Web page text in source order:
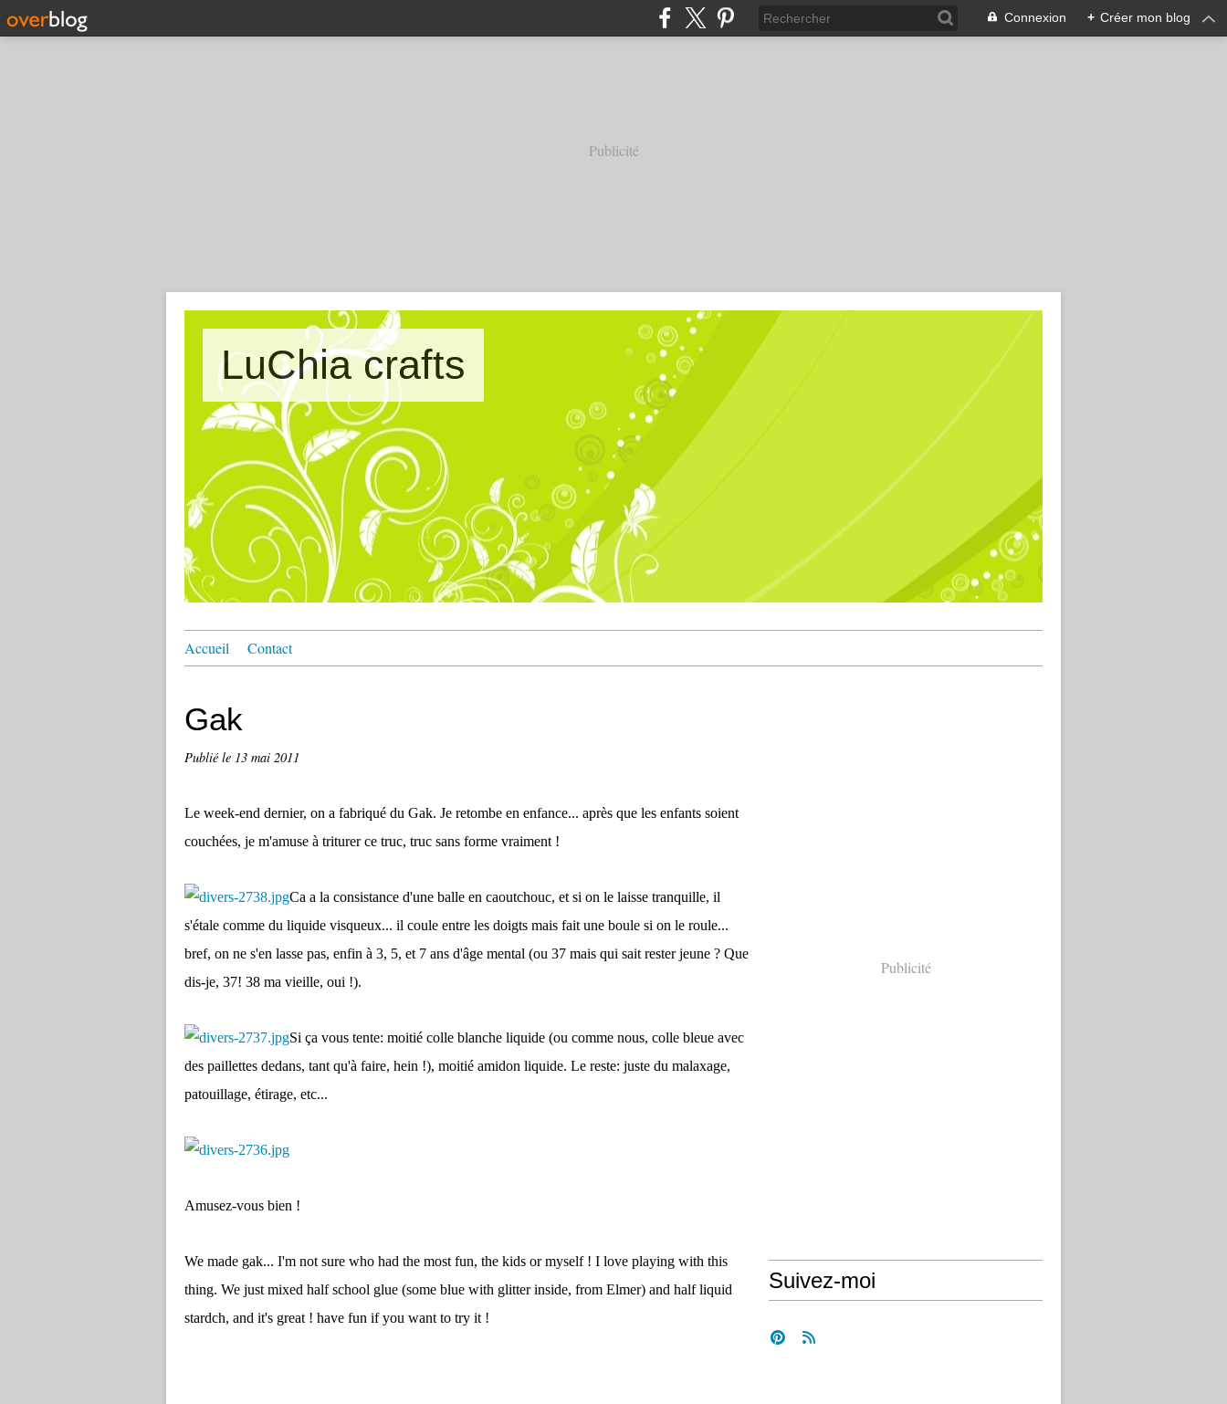
Connexion + Créer mon blog
Publicité
LuChia crafts
Accueil Contact
Gak
Publié le 13 mai 2011
Le week-end dernier, on a fabriqué du Gak. Je retombe en enfance... après que les enfants soient
couchées, je m'amuse à triturer ce truc, truc sans forme vraiment !
Ca a la consistance d'une balle en caoutchouc, et si on le laisse tranquille, il
s'étale comme du liquide visqueux... il coule entre les doigts mais fait une boule si on le roule...
bref, on ne s'en lasse pas, enfin à 3, 5, et 7 ans d'âge mental (ou 37 mais qui sait rester jeune ? Que
dis-je, 37! 38 ma vieille, oui !).
Si ça vous tente: moitié colle blanche liquide (ou comme nous, colle bleue avec
des paillettes dedans, tant qu'à faire, hein !), moitié amidon liquide. Le reste: juste du malaxage,
patouillage, étirage, etc...
Amusez-vous bien !
We made gak... I'm not sure who had the most fun, the kids or myself ! I love playing with this
thing. We just mixed half school glue (some blue with glitter inside, from Elmer) and half liquid
stardch, and it's great ! have fun if you want to try it !
Publicité
Suivez-moi